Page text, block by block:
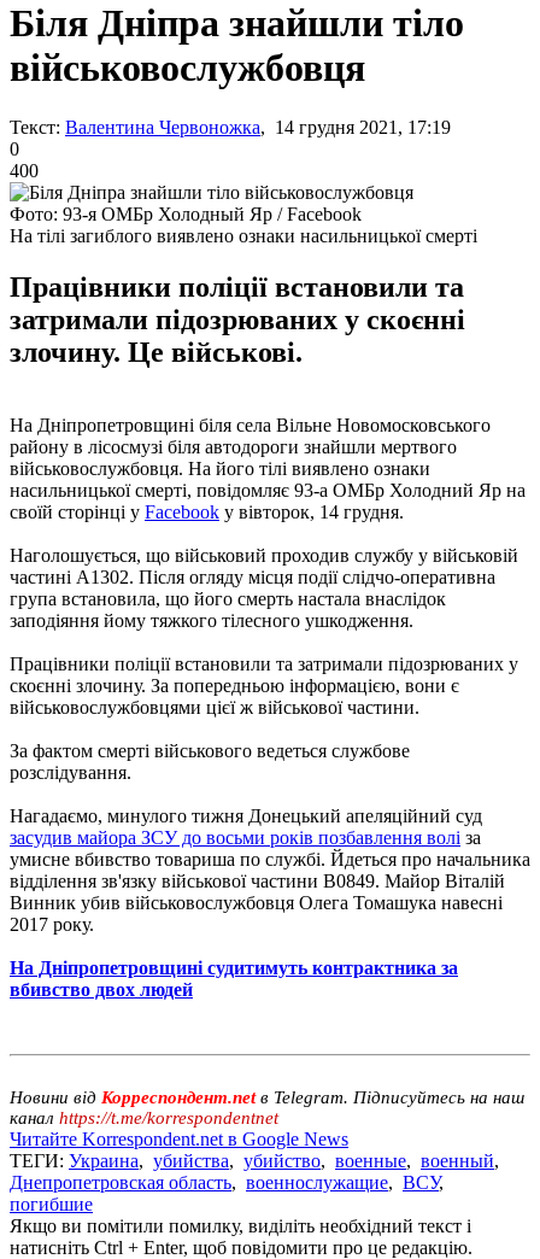
Біля Дніпра знайшли тіло
військовослужбовця
Текст: Валентина Червоножка, 14 грудня 2021, 17:19
0
400
Фото: 93-я ОМБр Холодный Яр / Facebook
На тілі загиблого виявлено ознаки насильницької смерті
Працівники поліції встановили та
затримали підозрюваних у скоєнні
злочину. Це військові.
На Дніпропетровщині біля села Вільне Новомосковського
району в лісосмузі біля автодороги знайшли мертвого
військовослужбовця. На його тілі виявлено ознаки
насильницької смерті, повідомляє 93-а ОМБр Холодний Яр на
своїй сторінці у Facebook у вівторок, 14 грудня.
Наголошується, що військовий проходив службу у військовій
частині А1302. Після огляду місця події слідчо-оперативна
група встановила, що його смерть настала внаслідок
заподіяння йому тяжкого тілесного ушкодження.
Працівники поліції встановили та затримали підозрюваних у
скоєнні злочину. За попередньою інформацією, вони є
військовослужбовцями цієї ж військової частини.
За фактом смерті військового ведеться службове
розслідування.
Нагадаємо, минулого тижня Донецький апеляційний суд
засудив майора ЗСУ до восьми років позбавлення волі за
умисне вбивство товариша по службі. Йдеться про начальника
відділення зв'язку військової частини В0849. Майор Віталій
Винник убив військовослужбовця Олега Томашука навесні
2017 року.
На Дніпропетровщині судитимуть контрактника за
вбивство двох людей
Новини від Корреспондент.netв Telegram. Підписуйтесь на наш
канал https://t.me/korrespondentnet
Читайте Korrespondent.net в Google News
ТЕГИ: Украина, убийства, убийство, военные, военный,
Днепропетровская область, военнослужащие, ВСУ,
погибшие
Якщо ви помітили помилку, виділіть необхідний текст і
натисніть Ctrl + Enter, щоб повідомити про це редакцію.